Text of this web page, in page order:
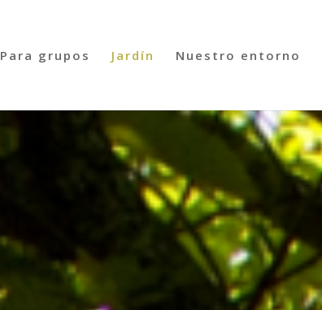
Para grupos Jardín Nuestro entorno